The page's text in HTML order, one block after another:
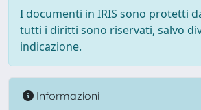
I documenti in IRIS sono protetti
tutti i diritti sono riservati, salvo
indicazione.
Informazioni